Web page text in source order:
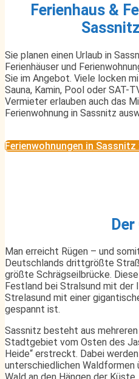
Ferienhaus &
Sie planen einen Urlaub in
Ferienhäuser und
Sie im Angebot. Viele locken
Sauna, Kamin, Pool oder SAT-
Vermieter erlauben auch das
Ferienwohnung in Sassnitz
Ferienwohnungen in Sassnitz
Man erreicht Rügen – und
Deutschlands drittgrößte
größte Schrägseilbrücke.
Festland bei Stralsund mit der
Strelasund mit einer
gespannt ist.
Sassnitz besteht aus
Stadtgebiet vom Osten des
Heide“ erstreckt. Dabei
unterschiedlichen Waldformen